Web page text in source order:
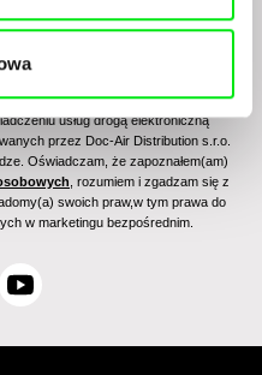
elektronicznej w rozumieniu
usług drogą elektroniczną
przez Doc-Air Distribution s.r.o.
Oświadczam, że zapoznałem(am)
, rozumiem i zgadzam się z
swoich praw,w tym prawa do
w marketingu bezpośrednim.
Y
u